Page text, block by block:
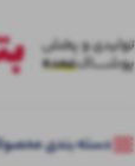
دسته بندی